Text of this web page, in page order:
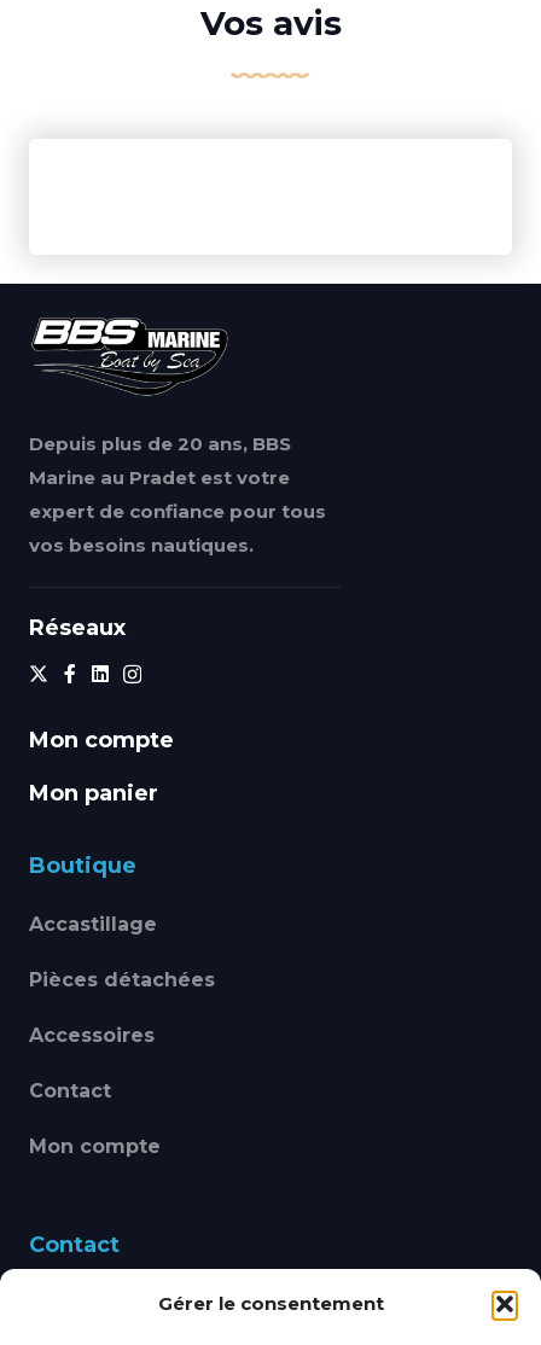
Gérer le consentement
Vos avis
Depuis plus de 20 ans, BBS
Marine au Pradet est votre
expert de confiance pour tous
vos besoins nautiques.
Réseaux
Mon compte
Mon panier
Boutique
Accastillage
Pièces détachées
Accessoires
Contact
Mon compte
Contact
460 Avenue Alain Le